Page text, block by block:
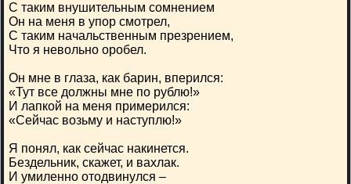
С таким внушительным сомнением
Он на меня в упор смотрел,
С таким начальственным презрением,
Что я невольно оробел.
Он мне в глаза, как барин, вперился:
«Тут все должны мне по рублю!»
И лапкой на меня примерился:
«Сейчас возьму и наступлю!»
Я понял, как сейчас накинется.
Бездельник, скажет, и вахлак.
И умиленно отодвинулся –